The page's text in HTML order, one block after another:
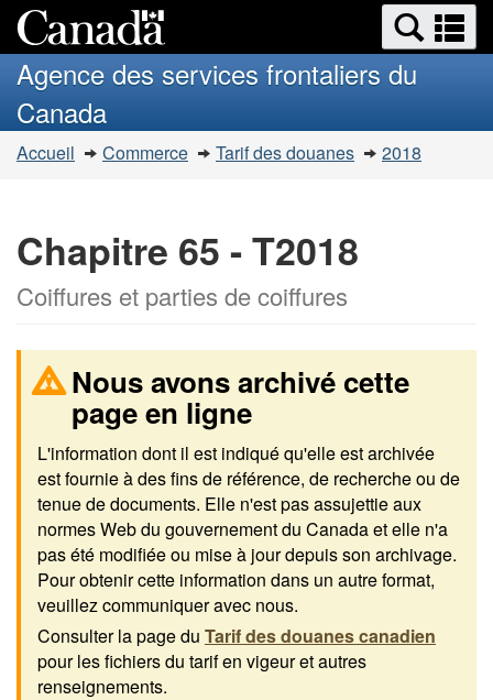
au
contenu
à
la
HTML
simplifiée
Recherche
et
menus
et
Agence des services frontaliers du
Canada
Vous
Accueil Commerce Tarif des douanes 2018
Chapitre 65 - T2018
Coiffures et parties de coiffures
Nous avons archivé cette
page en ligne
L'information dont il est indiqué qu'elle est archivée
est fournie à des fins de référence, de recherche ou de
tenue de documents. Elle n'est pas assujettie aux
normes Web du gouvernement du Canada et elle n'a
pas été modifiée ou mise à jour depuis son archivage.
Pour obtenir cette information dans un autre format,
veuillez communiquer avec nous.
Consulter la page du Tarif des douanes canadien
pour les fichiers du tarif en vigeur et autres
renseignements.